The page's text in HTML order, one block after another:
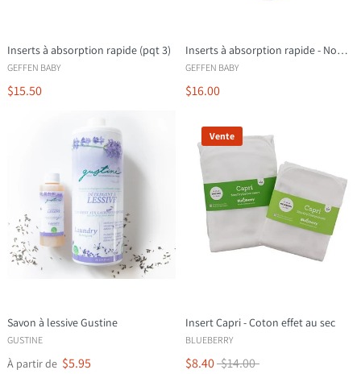
Inserts à absorption rapide (pqt 3)
GEFFEN BABY
$15.50
Inserts à absorption rapide - Nouveau-né (pqt 3)
GEFFEN BABY
$16.00
Savon à lessive Gustine
GUSTINE
À partir de $5.95
Vente
Insert Capri - Coton effet au sec
BLUEBERRY
$8.40 $14.00